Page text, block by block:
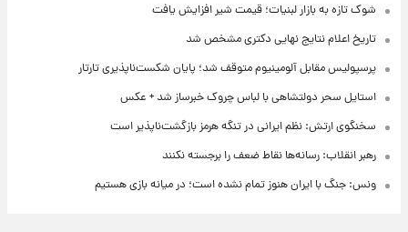
شوک تازه به بازار لبنیات؛ قیمت شیر افزایش یافت
تاریخ اعلام نتایج نهایی دکتری مشخص شد
پرسپولیس مقابل آلومینیوم متوقف شد؛ پایان شکست‌ناپذیری تارتار
استایل سحر دولتشاهی با لباس چروک خبرساز شد + عکس
سخنگوی ارتش: نظم ایرانی در تنگه هرمز بازگشت‌ناپذیر است
رهبر انقلاب: رسانه‌ها نقاط ضعف را برجسته نکنند
ونس: جنگ با ایران هنوز تمام نشده است؛ در میانه بازی هستیم